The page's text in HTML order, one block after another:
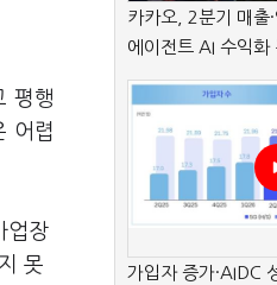
평행
어렵
업장
못
카카오, 2분기 매출
에이전트 AI 수익화
가입자 증가·AIDC